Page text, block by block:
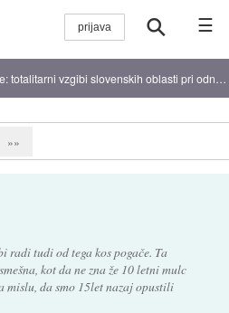
☰
vzgibi slovenskih oblasti pri odnosu do interneta
»»
radi tudi od tega kos pogače. Ta
kot da ne zna že 10 letni mulc
mislu, da smo 15let nazaj opustili